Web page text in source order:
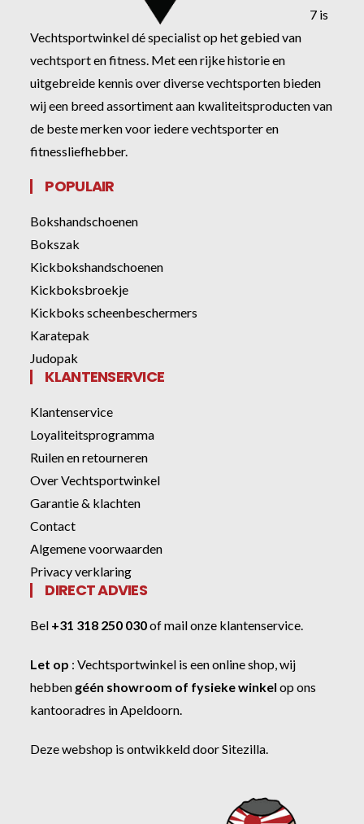
7 is
Vechtsportwinkel dé specialist op het gebied van
vechtsport en fitness. Met een rijke historie en
uitgebreide kennis over diverse vechtsporten bieden
wij een breed assortiment aan kwaliteitsproducten van
de beste merken voor iedere vechtsporter en
fitnessliefhebber.
POPULAIR
Bokshandschoenen
Bokszak
Kickbokshandschoenen
Kickboksbroekje
Kickboks scheenbeschermers
Karatepak
Judopak
KLANTENSERVICE
Klantenservice
Loyaliteitsprogramma
Ruilen en retourneren
Over Vechtsportwinkel
Garantie & klachten
Contact
Algemene voorwaarden
Privacy verklaring
DIRECT ADVIES
Bel +31 318 250 030ofmail onze klantenservice
Let op :Vechtsportwinkel is een online shop, wij
hebben géén showroom of fysieke winkel op ons
kantooradres in Apeldoorn.
Deze webshop is ontwikkeld doorSitezilla